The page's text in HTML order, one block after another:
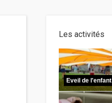
Les activités
Eveil de l'enfant